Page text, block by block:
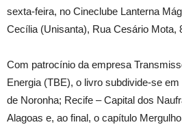
sexta-feira, no Cineclube Lanterna
Cecília (Unisanta), Rua Cesário Mota,
Com patrocínio da empresa
Energia (TBE), o livro subdivide-se
de Noronha; Recife – Capital dos
Alagoas e, ao final, o capítulo